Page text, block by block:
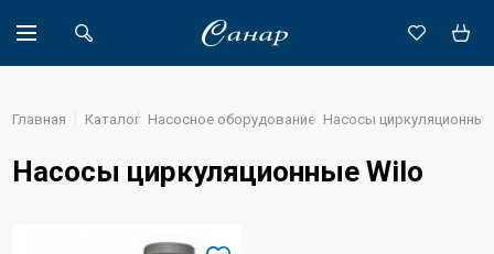
Каталог
Главная Каталог Насосное оборудование Насосы циркуляционные
Насосы циркуляционные Wilo